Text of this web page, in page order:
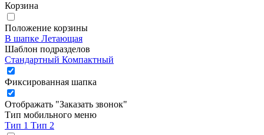
Корзина
Положение корзины
В шапке Летающая
Шаблон подразделов
Стандартный Компактный
Фиксированная шапка
Отображать "Заказать звонок"
Тип мобильного меню
Тип 1 Тип 2